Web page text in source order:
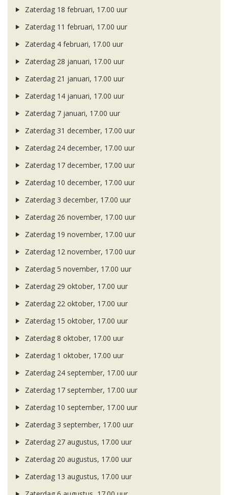
Zaterdag 18 februari, 17.00 uur
Zaterdag 11 februari, 17.00 uur
Zaterdag 4 februari, 17.00 uur
Zaterdag 28 januari, 17.00 uur
Zaterdag 21 januari, 17.00 uur
Zaterdag 14 januari, 17.00 uur
Zaterdag 7 januari, 17.00 uur
Zaterdag 31 december, 17.00 uur
Zaterdag 24 december, 17.00 uur
Zaterdag 17 december, 17.00 uur
Zaterdag 10 december, 17.00 uur
Zaterdag 3 december, 17.00 uur
Zaterdag 26 november, 17.00 uur
Zaterdag 19 november, 17.00 uur
Zaterdag 12 november, 17.00 uur
Zaterdag 5 november, 17.00 uur
Zaterdag 29 oktober, 17.00 uur
Zaterdag 22 oktober, 17.00 uur
Zaterdag 15 oktober, 17.00 uur
Zaterdag 8 oktober, 17.00 uur
Zaterdag 1 oktober, 17.00 uur
Zaterdag 24 september, 17.00 uur
Zaterdag 17 september, 17.00 uur
Zaterdag 10 september, 17.00 uur
Zaterdag 3 september, 17.00 uur
Zaterdag 27 augustus, 17.00 uur
Zaterdag 20 augustus, 17.00 uur
Zaterdag 13 augustus, 17.00 uur